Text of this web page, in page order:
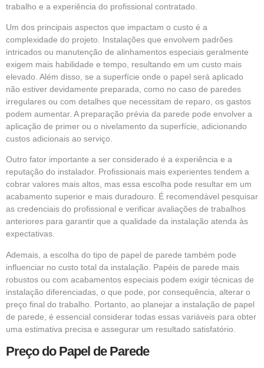
trabalho e a experiência do profissional contratado.
Um dos principais aspectos que impactam o custo é a
complexidade do projeto. Instalações que envolvem padrões
intricados ou manutenção de alinhamentos especiais geralmente
exigem mais habilidade e tempo, resultando em um custo mais
elevado. Além disso, se a superfície onde o papel será aplicado
não estiver devidamente preparada, como no caso de paredes
irregulares ou com detalhes que necessitam de reparo, os gastos
podem aumentar. A preparação prévia da parede pode envolver a
aplicação de primer ou o nivelamento da superfície, adicionando
custos adicionais ao serviço.
Outro fator importante a ser considerado é a experiência e a
reputação do instalador. Profissionais mais experientes tendem a
cobrar valores mais altos, mas essa escolha pode resultar em um
acabamento superior e mais duradouro. É recomendável pesquisar
as credenciais do profissional e verificar avaliações de trabalhos
anteriores para garantir que a qualidade da instalação atenda às
expectativas.
Ademais, a escolha do tipo de papel de parede também pode
influenciar no custo total da instalação. Papéis de parede mais
robustos ou com acabamentos especiais podem exigir técnicas de
instalação diferenciadas, o que pode, por consequência, alterar o
preço final do trabalho. Portanto, ao planejar a instalação de papel
de parede, é essencial considerar todas essas variáveis para obter
uma estimativa precisa e assegurar um resultado satisfatório.
Preço do Papel de Parede